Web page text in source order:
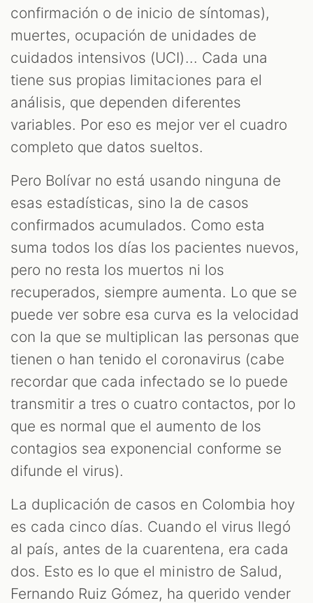
confirmación o de inicio de síntomas),
muertes, ocupación de unidades de
cuidados intensivos (UCI)... Cada una
tiene sus propias limitaciones para el
análisis, que dependen diferentes
variables. Por eso es mejor ver el cuadro
completo que datos sueltos.
Pero Bolívar no está usando ninguna de
esas estadísticas, sino la de casos
confirmados acumulados. Como esta
suma todos los días los pacientes nuevos,
pero no resta los muertos ni los
recuperados, siempre aumenta. Lo que se
puede ver sobre esa curva es la velocidad
con la que se multiplican las personas que
tienen o han tenido el coronavirus (cabe
recordar que cada infectado se lo puede
transmitir a tres o cuatro contactos, por lo
que es normal que el aumento de los
contagios sea exponencial conforme se
difunde el virus).
La duplicación de casos en Colombia hoy
es cada cinco días. Cuando el virus llegó
al país, antes de la cuarentena, era cada
dos. Esto es lo que el ministro de Salud,
Fernando Ruiz Gómez, ha querido vender